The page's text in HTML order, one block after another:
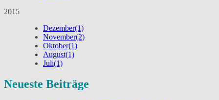
2015
Dezember(1)
November(2)
Oktober(1)
August(1)
Juli(1)
Neueste Beiträge